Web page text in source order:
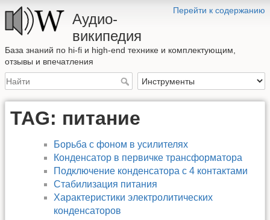
Перейти к содержанию
Аудио-
википедия
База знаний по hi-fi и high-end технике и комплектующим,
отзывы и впечатления
TAG: питание
Борьба с фоном в усилителях
Конденсатор в первичке трансформатора
Подключение конденсатора с 4 контактами
Стабилизация питания
Характеристики электролитических
конденсаторов